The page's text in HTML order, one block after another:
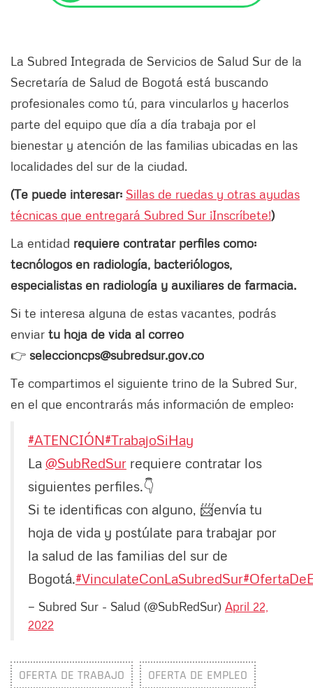
La Subred Integrada de Servicios de Salud Sur de la
Secretaría de Salud de Bogotá está buscando
profesionales como tú, para vincularlos y hacerlos
parte del equipo que día a día trabaja por el
bienestar y atención de las familias ubicadas en las
localidades del sur de la ciudad.
(Te puede interesar: Sillas de ruedas y otras ayudas
técnicas que entregará Subred Sur ¡Inscríbete!)
La entidad requiere contratar perfiles como:
tecnólogos en radiología, bacteriólogos,
especialistas en radiología y auxiliares de farmacia.
Si te interesa alguna de estas vacantes, podrás
enviar tu hoja de vida al correo
👉 seleccioncps@subredsur.gov.co
Te compartimos el siguiente trino de la Subred Sur,
en el que encontrarás más información de empleo:
#ATENCIÓN#TrabajoSiHay
La @SubRedSur requiere contratar los
siguientes perfiles.👇
Si te identificas con alguno, 📨envía tu
hoja de vida y postúlate para trabajar por
la salud de las familias del sur de
Bogotá.#VinculateConLaSubredSur
— Subred Sur - Salud (@SubRedSur) April 22,
2022
OFERTA DE TRABAJO OFERTA DE EMPLEO